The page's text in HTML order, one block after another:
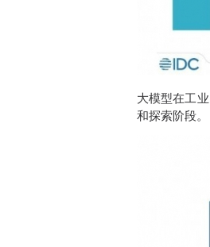
大模型在工
和探索阶段。